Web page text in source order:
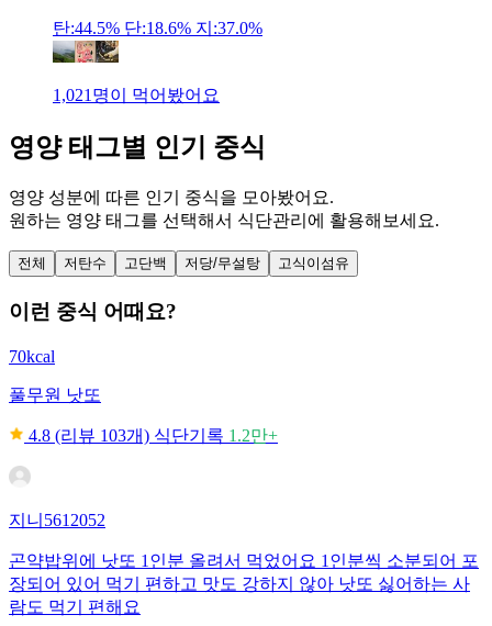
탄:44.5% 단:18.6% 지:37.0%
1,021명이 먹어봤어요
영양 태그별 인기 중식
영양 성분에 따른 인기 중식을 모아봤어요.
원하는 영양 태그를 선택해서 식단관리에 활용해보세요.
전체 저탄수 고단백 저당/무설탕 고식이섬유
이런 중식 어때요?
70kcal
풀무원 낫또
4.8 (리뷰 103개) 식단기록 1.2만+
지니5612052
곤약밥위에 낫또 1인분 올려서 먹었어요 1인분씩 소분되어 포
장되어 있어 먹기 편하고 맛도 강하지 않아 낫또 싫어하는 사
람도 먹기 편해요